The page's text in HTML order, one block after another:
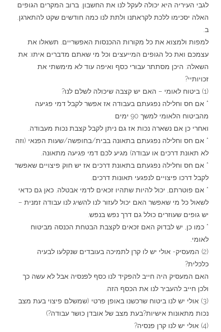
לגבי העיריה היא יכולה לעקל לנו את החשבון. ברוב המקרים הגופים
האלה יסכימו ללכת לקראתנו ולתת לנו כמה חודשים שקט להתארגן.
ב.
למפות ולמצוא את כל מקורות ההכנסות האפשריים. תשאלו את
עצמכם ואת כל הגופים המייעצים וכל מי שאתם מדברים איתו: את
השאלה: היכן מסתתר עבורי כסף ואיפה עוד לא מימשתי את
זכויותיי?
(1) ביטוח לאומי – האם יש קצבה שיכולה לשלם לנו?
* אם חס וחלילה נפגעתם בעבודה אז אפשר לקבל דמי פגיעה
מהביטוח הלאומי למשך 90 ימים
ואחרי כן אם נשארה נכות אז גם ניתן לקבל קצבת נכות מעבודה.
* אם חס וחלילה נפגעתם בתאונה בבית/בחופשה/שעות הפנאי (וזה
לא תאונת דרכים או עבודה) מגיע לכם דמי פגיעה מתאונה.
* אם חס וחלילה נפגעתם בתאונת דרכים אז יש חוק פיצויים שאפשר
לקבל דרכו פיצויים לנפגעי תאונות דרכים.
* אם פוטרתם, יכול להיות שתהיו זכאים לדמי אבטלה. כאן גם כדאי
לשאול כל מי שאפשר האם יכול לעזור לנו להשיג לנו עבודה זמנית –
יש גופים שעוזרים כולל גם דרך נפש בנפש.
* כמו כן, יש לבדוק האם זכאים לקצבת הבטחת הכנסה מביטוח
לאומי.
(2) המעסיק- אולי יש לו קרן לתמיכה בעובדים שנקלעו לבעיה
כלכלית?
האם המעסיק היה חייב להפקיד לנו כסף לפנסיה אבל לא עשה כך
ולכן חייב להעביר לנו את הכסף הזה.
(3) אולי יש לנו ביטוח שרכשנו באופן פרטי (שמשלם פיצוי בעת מצב
נכות מתאונות אישיות?בעת מצב של אובדן כושר עבודה?)
(4) אולי יש לנו קרן פנסיה?